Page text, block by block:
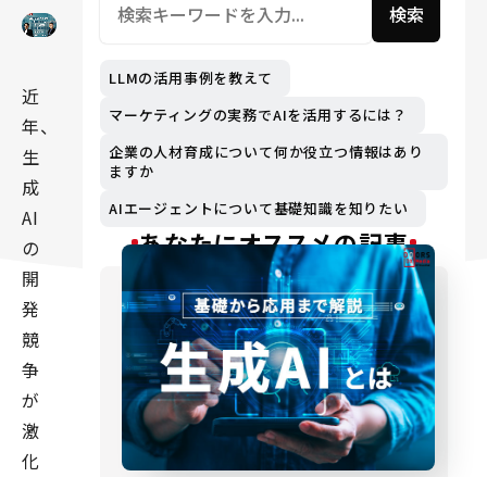
近
年、
生
成
AI
の
開
発
競
争
が
激
化
検索
LLMの活用事例を教えて
マーケティングの実務でAIを活用するには？
企業の人材育成について何か役立つ情報はあり
ますか
AIエージェントについて基礎知識を知りたい
あなたにオススメの記事